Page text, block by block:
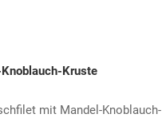
Kruste
mit Mandel-Knoblauch-